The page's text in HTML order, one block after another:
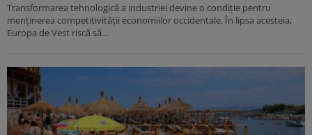
Transformarea tehnologică a industriei devine o condiție pentru
menținerea competitivității economiilor occidentale. În lipsa acesteia,
Europa de Vest riscă să…